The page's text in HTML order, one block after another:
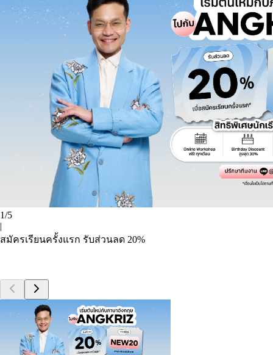
1/5
|
สมัครเรียนครั้งแรก รับส่วนลด 20%